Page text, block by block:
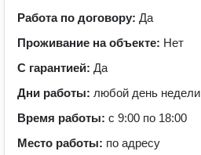
Работа по договору: Да
Проживание на объекте: Нет
С гарантией: Да
Дни работы: любой день недели
Время работы: с 9:00 по 18:00
Место работы: по адресу